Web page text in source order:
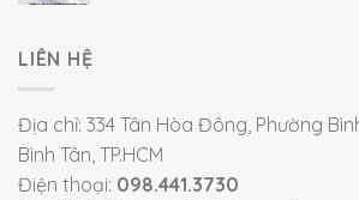
LIÊN HỆ
Địa chỉ: 334 Tân Hòa Đông, Phường
Bình Tân, TP.HCM
Điện thoại: 098.441.3730